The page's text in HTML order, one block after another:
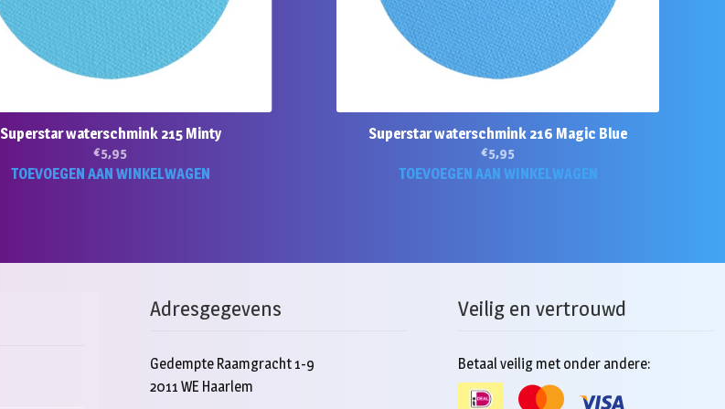
Superstar waterschmink 215 Minty
€5,95
TOEVOEGEN AAN WINKELWAGEN
Superstar waterschmink 216 Magic Blue
€5,95
TOEVOEGEN AAN WINKELWAGEN
Adresgegevens
Gedempte Raamgracht 1-9
2011 WE Haarlem
Veilig en vertrouwd
Betaal veilig met onder andere: